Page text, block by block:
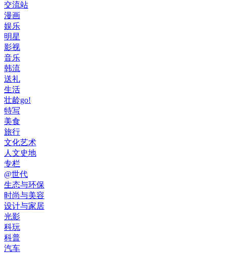
交流站
漫画
娱乐
明星
影视
音乐
韩流
送礼
生活
壮龄go!
特写
美食
旅行
文化艺术
人文史地
专栏
@世代
生态与环保
时尚与美容
设计与家居
光影
科玩
科普
汽车